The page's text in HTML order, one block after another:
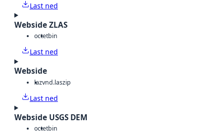
Last ned
Webside ZLAS
octetbin
Last ned
Webside
lazvnd.laszip
Last ned
Webside USGS DEM
octetbin